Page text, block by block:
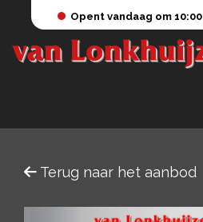
Opent vandaag om 10:00
Terug naar het aanbod